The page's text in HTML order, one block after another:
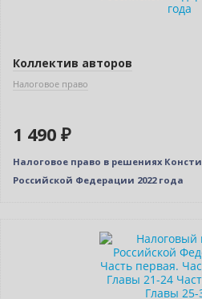
Коллектив авторов
Налоговое право
1 490 ₽
Налоговое право в решениях
Российской Федерации 2022 года